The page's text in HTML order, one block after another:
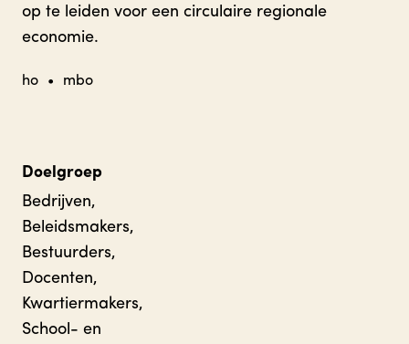
op te leiden voor een circulaire regionale
economie.
ho • mbo
Doelgroep
Bedrijven,
Beleidsmakers,
Bestuurders,
Docenten,
Kwartiermakers,
School- en